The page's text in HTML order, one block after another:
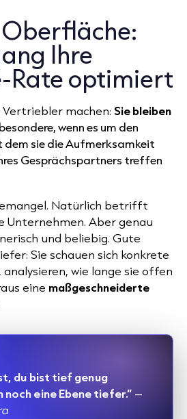
Ihre
optimiert
Vertriebler machen: Sie bleiben
wenn es um den
sie die Aufmerksamkeit
Gesprächspartners treffen
Natürlich betrifft
Unternehmen. Aber genau
und beliebig. Gute
Sie schauen sich konkrete
wie lange sie offen
eine maßgeschneiderte
du bist tief genug
noch eine Ebene tiefer.“–